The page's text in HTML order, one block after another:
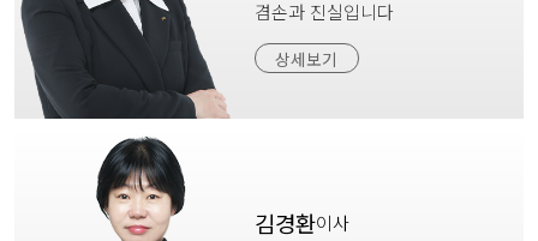
겸손과 진실입니다
상세보기
김경환이사